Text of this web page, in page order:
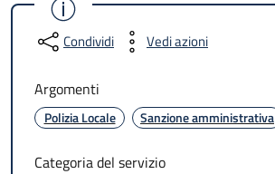
Condividi Vedi azioni
Argomenti
Polizia Locale Sanzione amministrativa
Categoria del servizio